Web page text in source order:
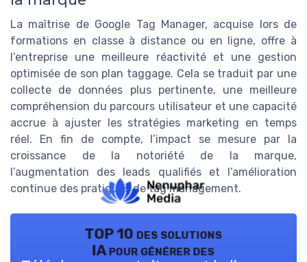
La maîtrise de Google Tag Manager, acquise lors de
formations en classe à distance ou en ligne, offre à
l’entreprise une meilleure réactivité et une gestion
optimisée de son plan taggage. Cela se traduit par une
collecte de données plus pertinente, une meilleure
compréhension du parcours utilisateur et une capacité
accrue à ajuster les stratégies marketing en temps
réel. En fin de compte, l’impact se mesure par la
croissance de la notoriété de la marque,
l’augmentation des leads qualifiés et l’amélioration
continue des pratiques de tag management.
TOP 10 des solutions
IA pour générer des